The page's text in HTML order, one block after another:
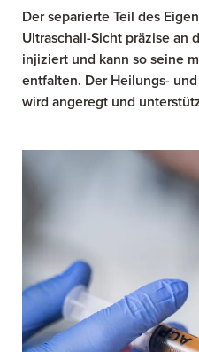
Der separierte Teil des
Ultraschall-Sicht präzise an
injiziert und kann so seine
entfalten. Der Heilungs-
wird angeregt und